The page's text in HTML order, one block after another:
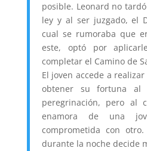
posible. Leonard no
ley y al ser juzgado, el
cual se rumoraba que
este, optó por
completar el Camino de
El joven accede a
obtener su fortuna al
peregrinación, pero al
enamora de una
comprometida con
durante la noche decide